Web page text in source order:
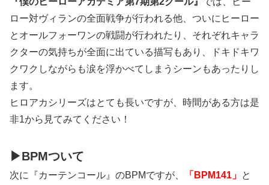
ロー対ヴィランの全面戦争が行われる他、ついにヒーロー
とオールフォーワンの戦闘が行われたり、それぞれキャラ
クターの気持ちが全面に出ている描写もあり、ドキドキワ
クワクしながらも涙を浮かべてしまうシーンもあったりし
ます。
ヒロアカシリーズはとても長いですが、時間がある方は是
非1から見てみてください！
▶BPMついて
次に『カーテンコール』のBPMですが、 「BPM141」 と